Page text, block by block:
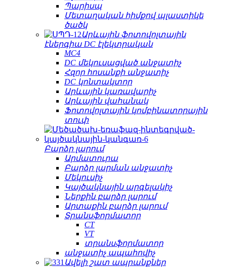
Պարիսպ
Մետաղական հիմքով պլաստիկե
ծածկ
Արևային ֆոտովոլտային
էներգիա DC էլեկտրական
MC4
DC մեկուսացված անջատիչ
Հզոր հոսանքի անջատիչ
DC կոնտակտոր
Արևային կառավարիչ
Արևային վահանակ
Ֆոտովոլտային կոմբինատորային
տուփ
Բարձր լարում
Արմատուրա
Բարձր լարման անջատիչ
Մեկուսիչ
Կայծակնային արգելակիչ
Ներքին բարձր լարում
Արտաքին բարձր լարում
Տրանսֆորմատոր
CT
VT
տրանսֆորմատոր
անջատիչ ապահովիչ
Ավելի շատ ապրանքներ